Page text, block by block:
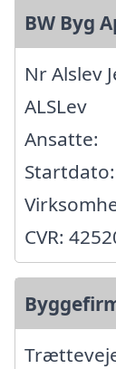
BW Byg
Nr Alslev
ALSLev
Ansatte:
CVR: